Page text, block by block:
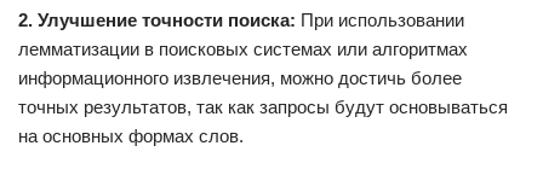
2. Улучшение точности поиска: При использовании
лемматизации в поисковых системах или алгоритмах
информационного извлечения, можно достичь более
точных результатов, так как запросы будут основываться
на основных формах слов.